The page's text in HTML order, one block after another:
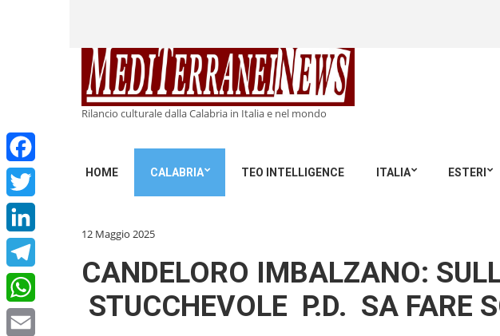
Rilancio culturale dalla Calabria in Italia e nel mondo
HOME CALABRIA TEO INTELLIGENCE ITALIA ESTERI
Facebook
Twitter
LinkedIn
Telegram
WhatsApp
12 Maggio 2025
CANDELORO IMBALZANO:
STUCCHEVOLE P.D. SA FARE